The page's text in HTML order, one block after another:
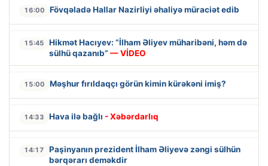
16:00 Fövqəladə Hallar Nazirliyi əhaliyə müraciət edib
15:45
Hikmət Hacıyev: “İlham Əliyev müharibəni, həm də
sülhü qazanıb” — VİDEO
15:00 Məşhur fırıldaqçı görün kimin kürəkəni imiş?
14:33 Hava ilə bağlı - Xəbərdarlıq
14:17
Paşinyanın prezident İlham Əliyevə zəngi sülhün
bərqərarı deməkdir